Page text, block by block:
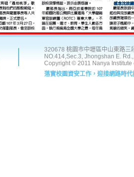
320678 桃園市中壢區中山東路
NO.414,Sec.3, Jhongshan E.
Copyright © 2011 Nanya Institute
落實校園資安工作，迎接網路